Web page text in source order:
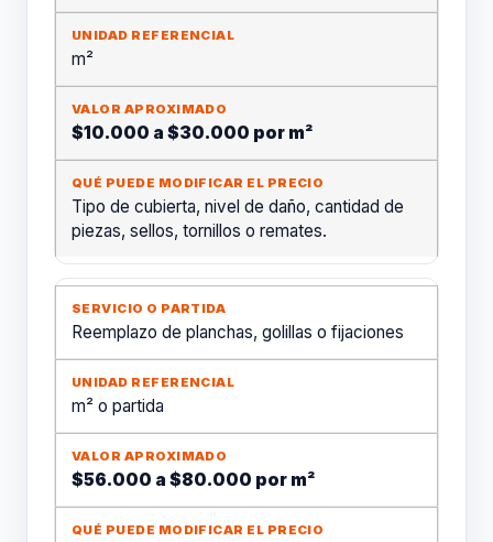
m²
$10.000 a $30.000 por m²
Tipo de cubierta, nivel de daño, cantidad de
piezas, sellos, tornillos o remates.
Reemplazo de planchas, golillas o fijaciones
m² o partida
$56.000 a $80.000 por m²